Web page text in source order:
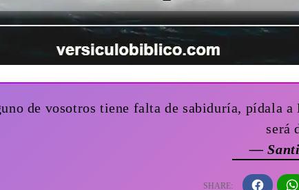
de vosotros tiene falta de sabiduría, pídala
será
—